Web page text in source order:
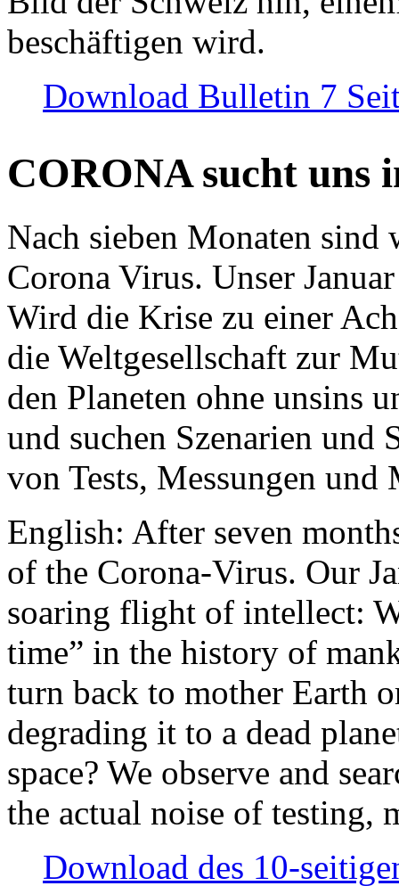
beschäftigen wird.
Download Bulletin 7
CORONA sucht uns
Nach sieben Monaten
Corona Virus. Unser
Wird die Krise zu einer
die Weltgesellschaft zur
den Planeten ohne unsins
und suchen Szenarien und
von Tests, Messungen und
English: After seven
of the Corona-Virus. Our
soaring flight of intellect:
time” in the history of
turn back to mother Earth
degrading it to a dead
space? We observe and
the actual noise of testing,
Download des 10-